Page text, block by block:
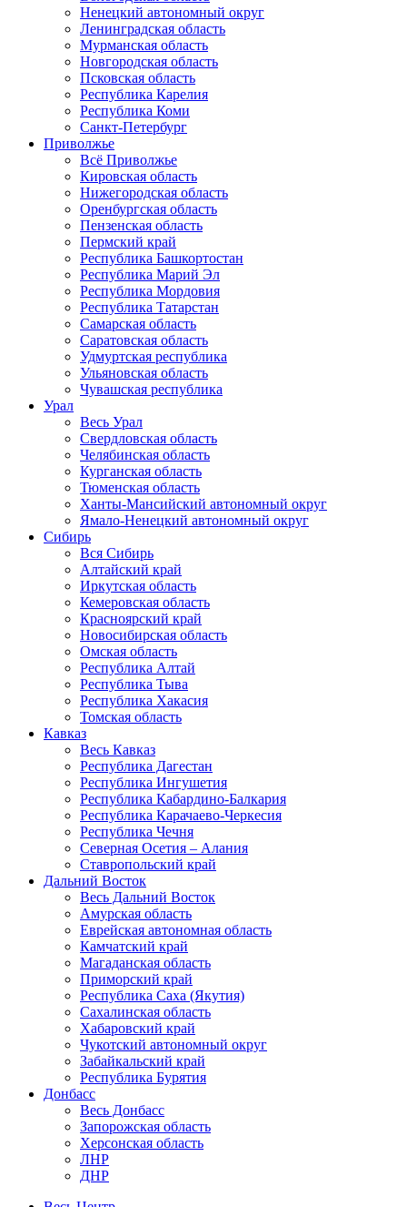
Ненецкий автономный округ
Ленинградская область
Мурманская область
Новгородская область
Псковская область
Республика Карелия
Республика Коми
Санкт-Петербург
Приволжье
Всё Приволжье
Кировская область
Нижегородская область
Оренбургская область
Пензенская область
Пермский край
Республика Башкортостан
Республика Марий Эл
Республика Мордовия
Республика Татарстан
Самарская область
Саратовская область
Удмуртская республика
Ульяновская область
Чувашская республика
Урал
Весь Урал
Свердловская область
Челябинская область
Курганская область
Тюменская область
Ханты-Мансийский автономный округ
Ямало-Ненецкий автономный округ
Сибирь
Вся Сибирь
Алтайский край
Иркутская область
Кемеровская область
Красноярский край
Новосибирская область
Омская область
Республика Алтай
Республика Тыва
Республика Хакасия
Томская область
Кавказ
Весь Кавказ
Республика Дагестан
Республика Ингушетия
Республика Кабардино-Балкария
Республика Карачаево-Черкесия
Республика Чечня
Северная Осетия – Алания
Ставропольский край
Дальний Восток
Весь Дальний Восток
Амурская область
Еврейская автономная область
Камчатский край
Магаданская область
Приморский край
Республика Саха (Якутия)
Сахалинская область
Хабаровский край
Чукотский автономный округ
Забайкальский край
Республика Бурятия
Донбасс
Весь Донбасс
Запорожская область
Херсонская область
ЛНР
ДНР